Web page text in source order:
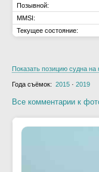
Позывной:
MMSI:
Текущее состояние:
Показать позицию судна на
Года съёмок: 2015 · 2019
Все комментарии к